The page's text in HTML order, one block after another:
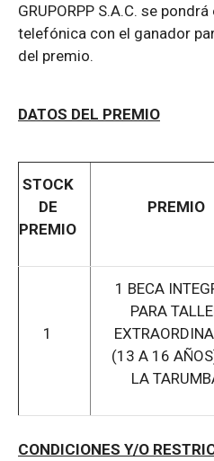
GRUPORPP S.A.C. se
telefónica con el ganador
del premio.
DATOS DEL PREMIO
STOCK
DE
PREMIO
PREMIO
1
1 BECA
PARA
(13 A 16
LA
CONDICIONES Y/O